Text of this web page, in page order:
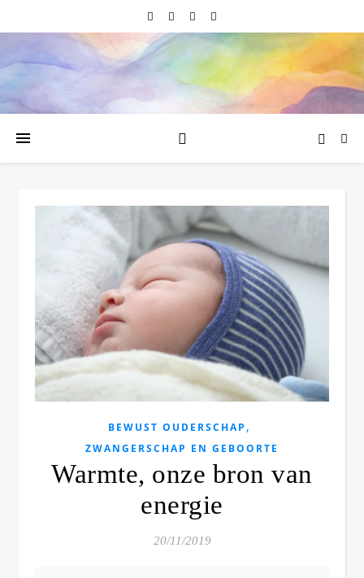
BEWUST OUDERSCHAP ,
ZWANGERSCHAP EN GEBOORTE
Warmte, onze bron van
energie
20/11/2019